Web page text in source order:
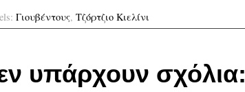
Γιουβέντους, Τζόρτζιο Κιελίνι
υπάρχουν σχόλια: